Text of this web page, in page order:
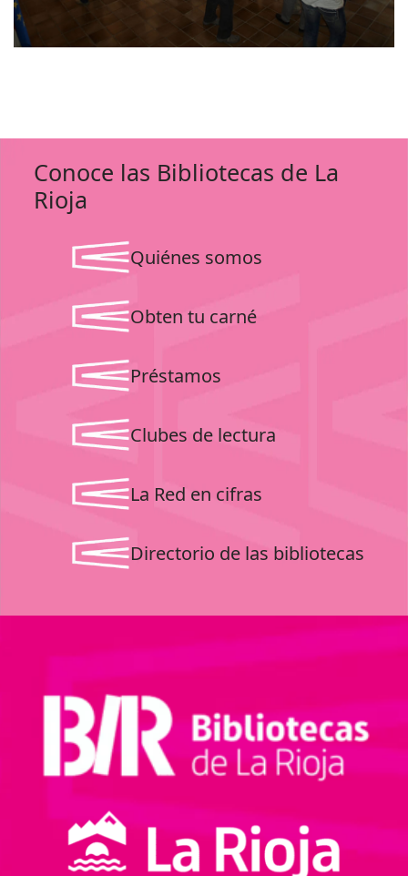
Conoce las Bibliotecas de La
Rioja
Quiénes somos
Obten tu carné
Préstamos
Clubes de lectura
La Red en cifras
Directorio de las bibliotecas